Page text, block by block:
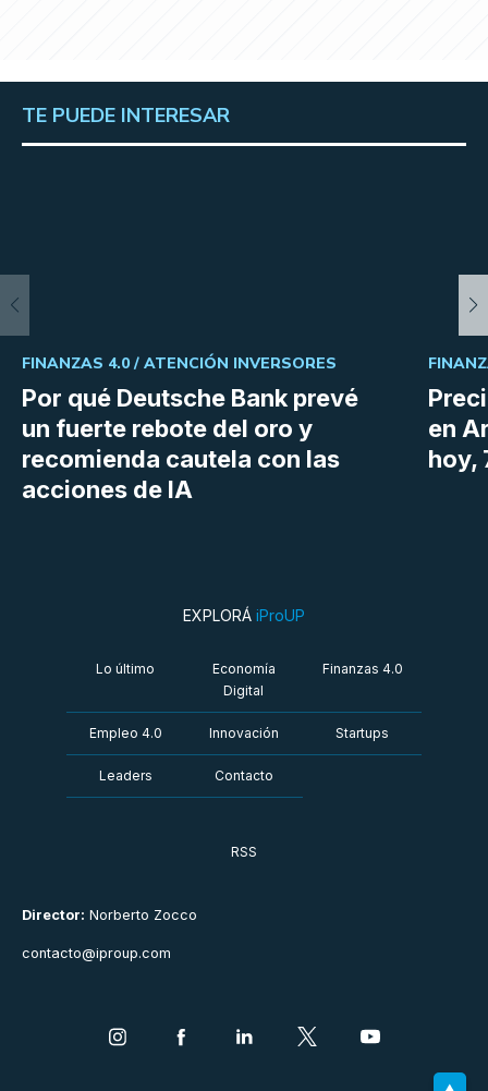
TE PUEDE INTERESAR
Por qué Deutsche Bank prevé
un fuerte rebote del oro y
recomienda cautela con las
acciones de IA
FINANZAS 4.0 / ATENCIÓN INVERSORES
en
hoy,
Director: Norberto Zocco
contacto@iproup.com
EXPLORÁ iProUP
Lo último
Economía
Digital
Finanzas 4.0
Empleo 4.0 Innovación Startups
Leaders Contacto
RSS